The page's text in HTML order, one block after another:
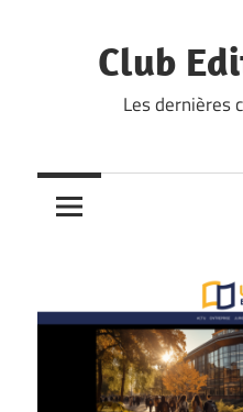
Club
Les dernières